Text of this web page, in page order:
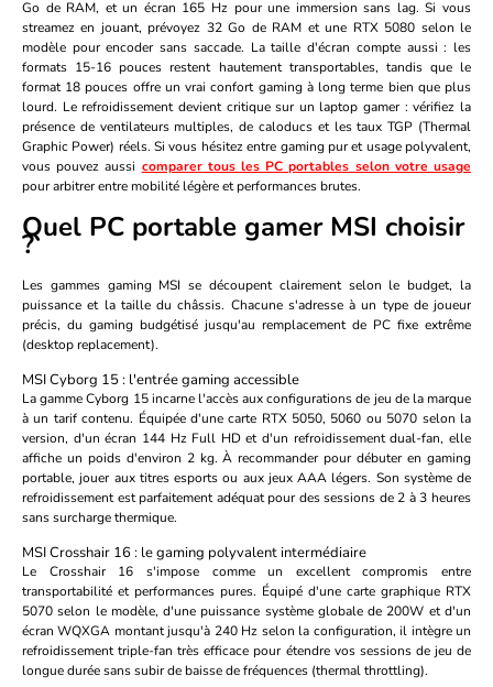
Go de RAM, et un écran 165 Hz pour une immersion sans lag. Si vous
streamez en jouant, prévoyez 32 Go de RAM et une RTX 5080 selon le
modèle pour encoder sans saccade. La taille d'écran compte aussi : les
formats 15-16 pouces restent hautement transportables, tandis que le
format 18 pouces offre un vrai confort gaming à long terme bien que plus
lourd. Le refroidissement devient critique sur un laptop gamer : vérifiez la
présence de ventilateurs multiples, de caloducs et les taux TGP (Thermal
Graphic Power) réels. Si vous hésitez entre gaming pur et usage polyvalent,
vous pouvez aussi comparer tous les PC portables selon votre usage
pour arbitrer entre mobilité légère et performances brutes.
Quel PC portable gamer MSI choisir
?
Les gammes gaming MSI se découpent clairement selon le budget, la
puissance et la taille du châssis. Chacune s'adresse à un type de joueur
précis, du gaming budgétisé jusqu'au remplacement de PC fixe extrême
(desktop replacement).
MSI Cyborg 15 : l'entrée gaming accessible
La gammeCyborg 15incarne l'accès aux configurations de jeu de la marque
à un tarif contenu. Équipée d'une carte RTX 5050, 5060 ou 5070 selon la
version, d'un écran 144 Hz Full HD et d'un refroidissement dual-fan, elle
affiche un poids d'environ 2 kg. À recommander pour débuter en gaming
portable, jouer aux titres esports ou aux jeux AAA légers. Son système de
refroidissement est parfaitement adéquat pour des sessions de 2 à 3 heures
sans surcharge thermique.
MSI Crosshair 16 : le gaming polyvalent intermédiaire
Le Crosshair 16 s'impose comme un excellent compromis entre
transportabilité et performances pures. Équipé d'une carte graphique RTX
5070 selon le modèle, d'une puissance système globale de 200W et d'un
écran WQXGA montant jusqu'à 240 Hz selon la configuration, il intègre un
refroidissement triple-fan très efficace pour étendre vos sessions de jeu de
longue durée sans subir de baisse de fréquences (thermal throttling).